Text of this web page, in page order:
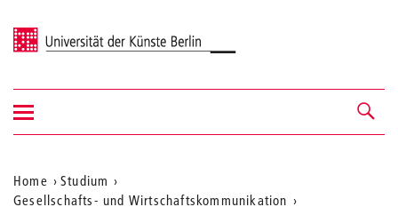
Universität der Künste Berlin
Navigation &
Suche
Navigation
ein-/ausblenden
Aktuelle
Home
Studium
Gesellschafts- und Wirtschaftskommunikation